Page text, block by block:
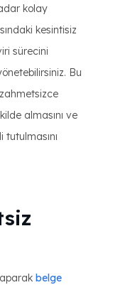
kolay
kesintisiz
sürecini
Bu
almasını ve
belge